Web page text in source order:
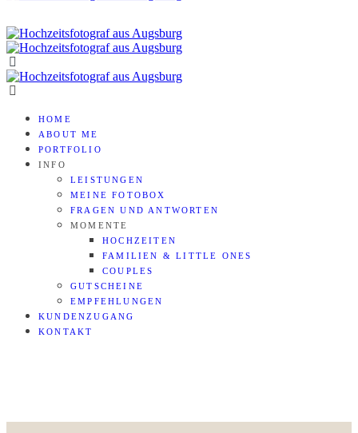
HOME
ABOUT ME
PORTFOLIO
INFO
LEISTUNGEN
MEINE FOTOBOX
FRAGEN UND ANTWORTEN
MOMENTE
HOCHZEITEN
FAMILIEN & LITTLE ONES
COUPLES
GUTSCHEINE
EMPFEHLUNGEN
KUNDENZUGANG
KONTAKT